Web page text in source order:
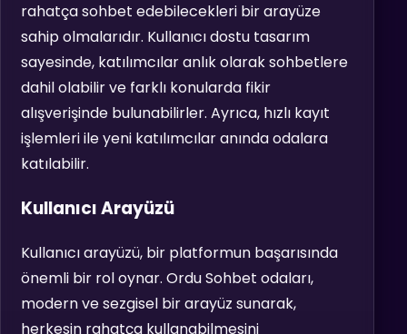
rahatça sohbet edebilecekleri bir arayüze
sahip olmalarıdır. Kullanıcı dostu tasarım
sayesinde, katılımcılar anlık olarak sohbetlere
dahil olabilir ve farklı konularda fikir
alışverişinde bulunabilirler. Ayrıca, hızlı kayıt
işlemleri ile yeni katılımcılar anında odalara
katılabilir.
Kullanıcı Arayüzü
Kullanıcı arayüzü, bir platformun başarısında
önemli bir rol oynar. Ordu Sohbet odaları,
modern ve sezgisel bir arayüz sunarak,
herkesin rahatça kullanabilmesini